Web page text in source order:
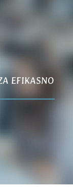
EFIKASNO